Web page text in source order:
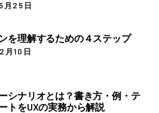
月25日
を理解するための４ステップ
月10日
シナリオとは？書き方・例・テ
トをUXの実務から解説